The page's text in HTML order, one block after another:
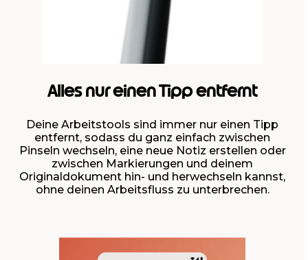
Alles nur einen Tipp entfernt
Deine Arbeitstools sind immer nur einen Tipp
entfernt, sodass du ganz einfach zwischen
Pinseln wechseln, eine neue Notiz erstellen oder
zwischen Markierungen und deinem
Originaldokument hin- und herwechseln kannst,
ohne deinen Arbeitsfluss zu unterbrechen.